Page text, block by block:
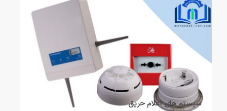
سیستم های اعلام حریق